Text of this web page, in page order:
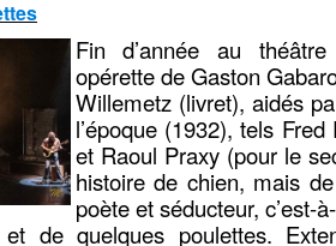
Fin d’année au
opérette de Gaston
Willemetz (livret), aidés
l’époque (1932), tels
et Raoul Praxy (pour le
histoire de chien, mais
poète et séducteur, c’est-
de quelques poulettes.